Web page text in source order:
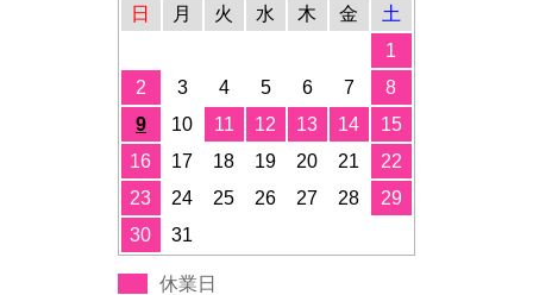
日
月 火 水 木 金
土
1
2
3 4 5 6 7
8
9
10 11 12 13 14
15
16
17 18 19 20 21
22
23
24 25 26 27 28
29
30
31
休業日